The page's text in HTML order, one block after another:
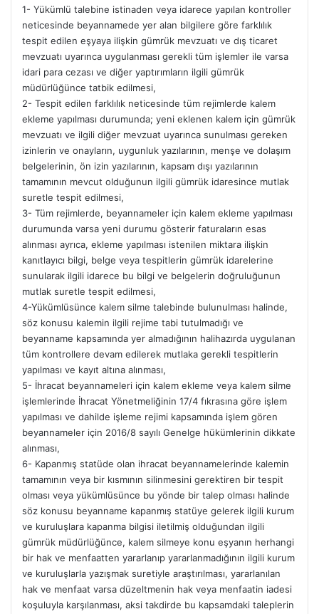
1- Yükümlü talebine istinaden veya idarece yapılan kontroller
neticesinde beyannamede yer alan bilgilere göre farklılık
tespit edilen eşyaya ilişkin gümrük mevzuatı ve dış ticaret
mevzuatı uyarınca uygulanması gerekli tüm işlemler ile varsa
idari para cezası ve diğer yaptırımların ilgili gümrük
müdürlüğünce tatbik edilmesi,
2- Tespit edilen farklılık neticesinde tüm rejimlerde kalem
ekleme yapılması durumunda; yeni eklenen kalem için gümrük
mevzuatı ve ilgili diğer mevzuat uyarınca sunulması gereken
izinlerin ve onayların, uygunluk yazılarının, menşe ve dolaşım
belgelerinin, ön izin yazılarının, kapsam dışı yazılarının
tamamının mevcut olduğunun ilgili gümrük idaresince mutlak
suretle tespit edilmesi,
3- Tüm rejimlerde, beyannameler için kalem ekleme yapılması
durumunda varsa yeni durumu gösterir faturaların esas
alınması ayrıca, ekleme yapılması istenilen miktara ilişkin
kanıtlayıcı bilgi, belge veya tespitlerin gümrük idarelerine
sunularak ilgili idarece bu bilgi ve belgelerin doğruluğunun
mutlak suretle tespit edilmesi,
4-Yükümlüsünce kalem silme talebinde bulunulması halinde,
söz konusu kalemin ilgili rejime tabi tutulmadığı ve
beyanname kapsamında yer almadığının halihazırda uygulanan
tüm kontrollere devam edilerek mutlaka gerekli tespitlerin
yapılması ve kayıt altına alınması,
5- İhracat beyannameleri için kalem ekleme veya kalem silme
işlemlerinde İhracat Yönetmeliğinin 17/4 fıkrasına göre işlem
yapılması ve dahilde işleme rejimi kapsamında işlem gören
beyannameler için 2016/8 sayılı Genelge hükümlerinin dikkate
alınması,
6- Kapanmış statüde olan ihracat beyannamelerinde kalemin
tamamının veya bir kısmının silinmesini gerektiren bir tespit
olması veya yükümlüsünce bu yönde bir talep olması halinde
söz konusu beyanname kapanmış statüye gelerek ilgili kurum
ve kuruluşlara kapanma bilgisi iletilmiş olduğundan ilgili
gümrük müdürlüğünce, kalem silmeye konu eşyanın herhangi
bir hak ve menfaatten yararlanıp yararlanmadığının ilgili kurum
ve kuruluşlarla yazışmak suretiyle araştırılması, yararlanılan
hak ve menfaat varsa düzeltmenin hak veya menfaatin iadesi
koşuluyla karşılanması, aksi takdirde bu kapsamdaki taleplerin